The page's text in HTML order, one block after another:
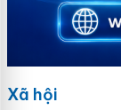
Xã hội